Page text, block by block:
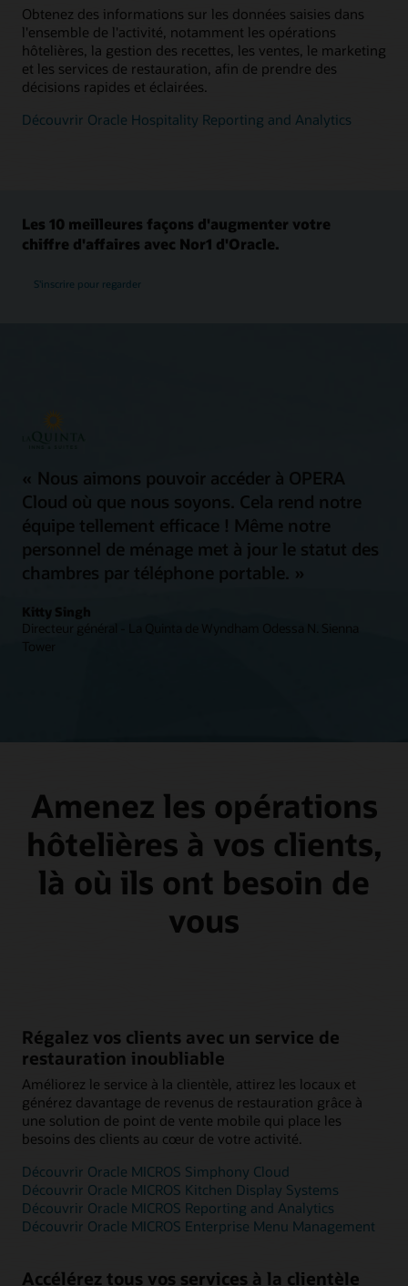
Obtenez des informations sur les données saisies dans
l'ensemble de l'activité, notamment les opérations
hôtelières, la gestion des recettes, les ventes, le marketing
et les services de restauration, afin de prendre des
décisions rapides et éclairées.
Découvrir Oracle Hospitality Reporting and Analytics
Les 10 meilleures façons d'augmenter votre
chiffre d'affaires avec Nor1 d'Oracle.
S'inscrire pour regarder
« Nous aimons pouvoir accéder à OPERA
Cloud où que nous soyons. Cela rend notre
équipe tellement efficace ! Même notre
personnel de ménage met à jour le statut des
chambres par téléphone portable. »
Kitty Singh
Directeur général - La Quinta de Wyndham Odessa N. Sienna
Tower
Amenez les opérations
hôtelières à vos clients,
là où ils ont besoin de
vous
Régalez vos clients avec un service de
restauration inoubliable
Améliorez le service à la clientèle, attirez les locaux et
générez davantage de revenus de restauration grâce à
une solution de point de vente mobile qui place les
besoins des clients au cœur de votre activité.
Découvrir Oracle MICROS Simphony Cloud
Découvrir Oracle MICROS Kitchen Display Systems
Découvrir Oracle MICROS Reporting and Analytics
Découvrir Oracle MICROS Enterprise Menu Management
Accélérez tous vos services à la clientèle